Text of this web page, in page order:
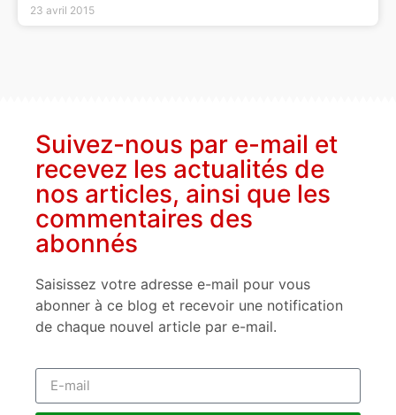
23 avril 2015
Suivez-nous par e-mail et
recevez les actualités de
nos articles, ainsi que les
commentaires des
abonnés
Saisissez votre adresse e-mail pour vous
abonner à ce blog et recevoir une notification
de chaque nouvel article par e-mail.